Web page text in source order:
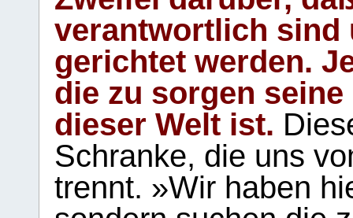
verantwortlich sind
gerichtet werden.
die zu sorgen
dieser Welt ist.
Schranke, die uns
trennt. »Wir haben